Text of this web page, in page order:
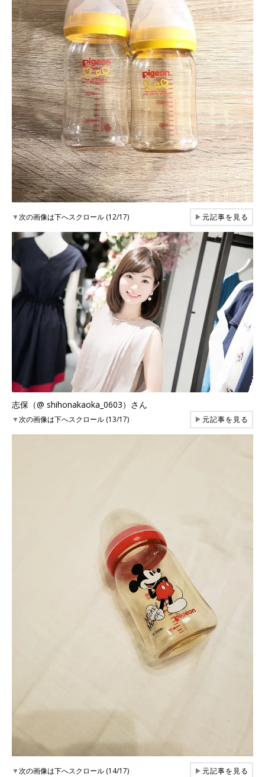
▼次の画像は下へスクロール (12/17) ▶元記事を見る
志保（@ shihonakaoka_0603）さん
▼次の画像は下へスクロール (13/17) ▶元記事を見る
▼次の画像は下へスクロール (14/17) ▶元記事を見る